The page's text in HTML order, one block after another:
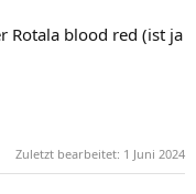
Rotala blood red (ist ja
Zuletzt bearbeitet: 1 Juni 2024